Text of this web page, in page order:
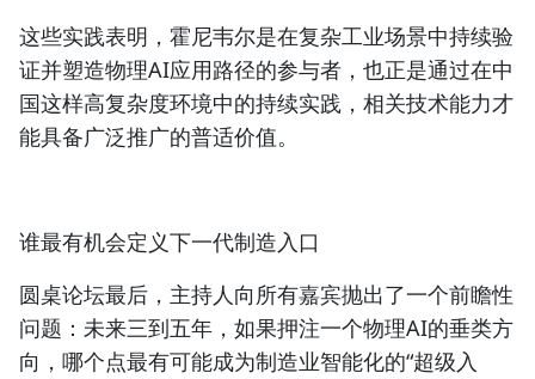
这些实践表明，霍尼韦尔是在复杂工业场景中持续验
证并塑造物理AI应用路径的参与者，也正是通过在中
国这样高复杂度环境中的持续实践，相关技术能力才
能具备广泛推广的普适价值。
谁最有机会定义下一代制造入口
圆桌论坛最后，主持人向所有嘉宾抛出了一个前瞻性
问题：未来三到五年，如果押注一个物理AI的垂类方
向，哪个点最有可能成为制造业智能化的“超级入